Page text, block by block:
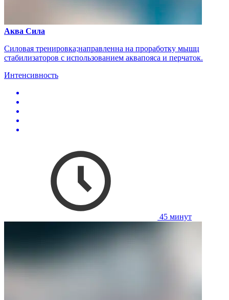
Аква Сила
Силовая тренировка;направленна на проработку мышц
стабилизаторов с использованием аквапояса и перчаток.
Интенсивность
45 минут